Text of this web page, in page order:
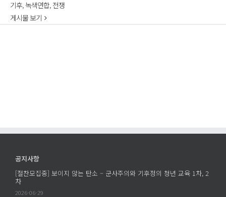
기후,녹색연합, 전쟁
게시물 보기
공지사항
[절찬모집중] 보이지 않는 탄소 – 군사주의와 기후정의 청년 교육 1차, 2
차
2026-06-29